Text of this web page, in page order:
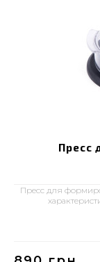
Пресс
Пресс для